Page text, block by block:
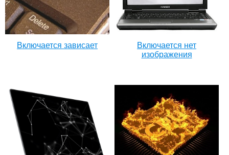
Включается зависает
Включается нет
изображения